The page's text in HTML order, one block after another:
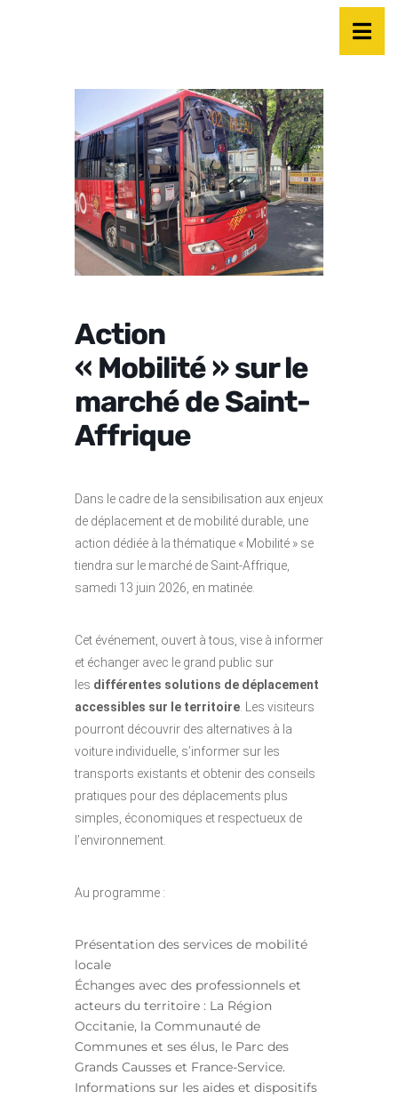
Action
« Mobilité » sur le
marché de Saint-
Affrique
Dans le cadre de la sensibilisation aux enjeux
de déplacement et de mobilité durable, une
action dédiée à la thématique « Mobilité » se
tiendra sur le marché de Saint-Affrique,
samedi 13 juin 2026, en matinée.
Cet événement, ouvert à tous, vise à informer
et échanger avec le grand public sur
les différentes solutions de déplacement
accessibles sur le territoire . Les visiteurs
pourront découvrir des alternatives à la
voiture individuelle, s’informer sur les
transports existants et obtenir des conseils
pratiques pour des déplacements plus
simples, économiques et respectueux de
l’environnement.
Au programme :
Présentation des services de mobilité
locale
Échanges avec des professionnels et
acteurs du territoire : La Région
Occitanie, la Communauté de
Communes et ses élus, le Parc des
Grands Causses et France-Service.
Informations sur les aides et dispositifs